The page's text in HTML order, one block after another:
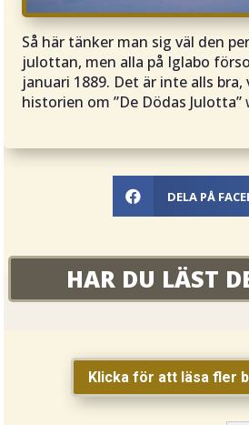
Så här tänker man sig väl den
julottan, men alla på Iglabo
januari 1889. Det är inte alls
historien om ”De Dödas Julotta”
 DELA PÅ
HAR DU LÄST
FATTIGDOM
Klicka för att läsa fler